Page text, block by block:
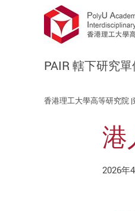
PAIR 轄下研究單
香港理工大學高等研究院
港
2026年